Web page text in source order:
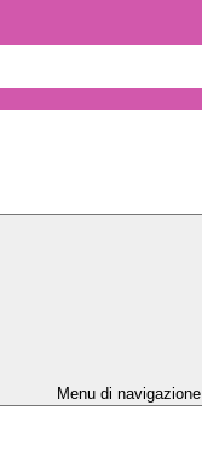
Menu di navigazione